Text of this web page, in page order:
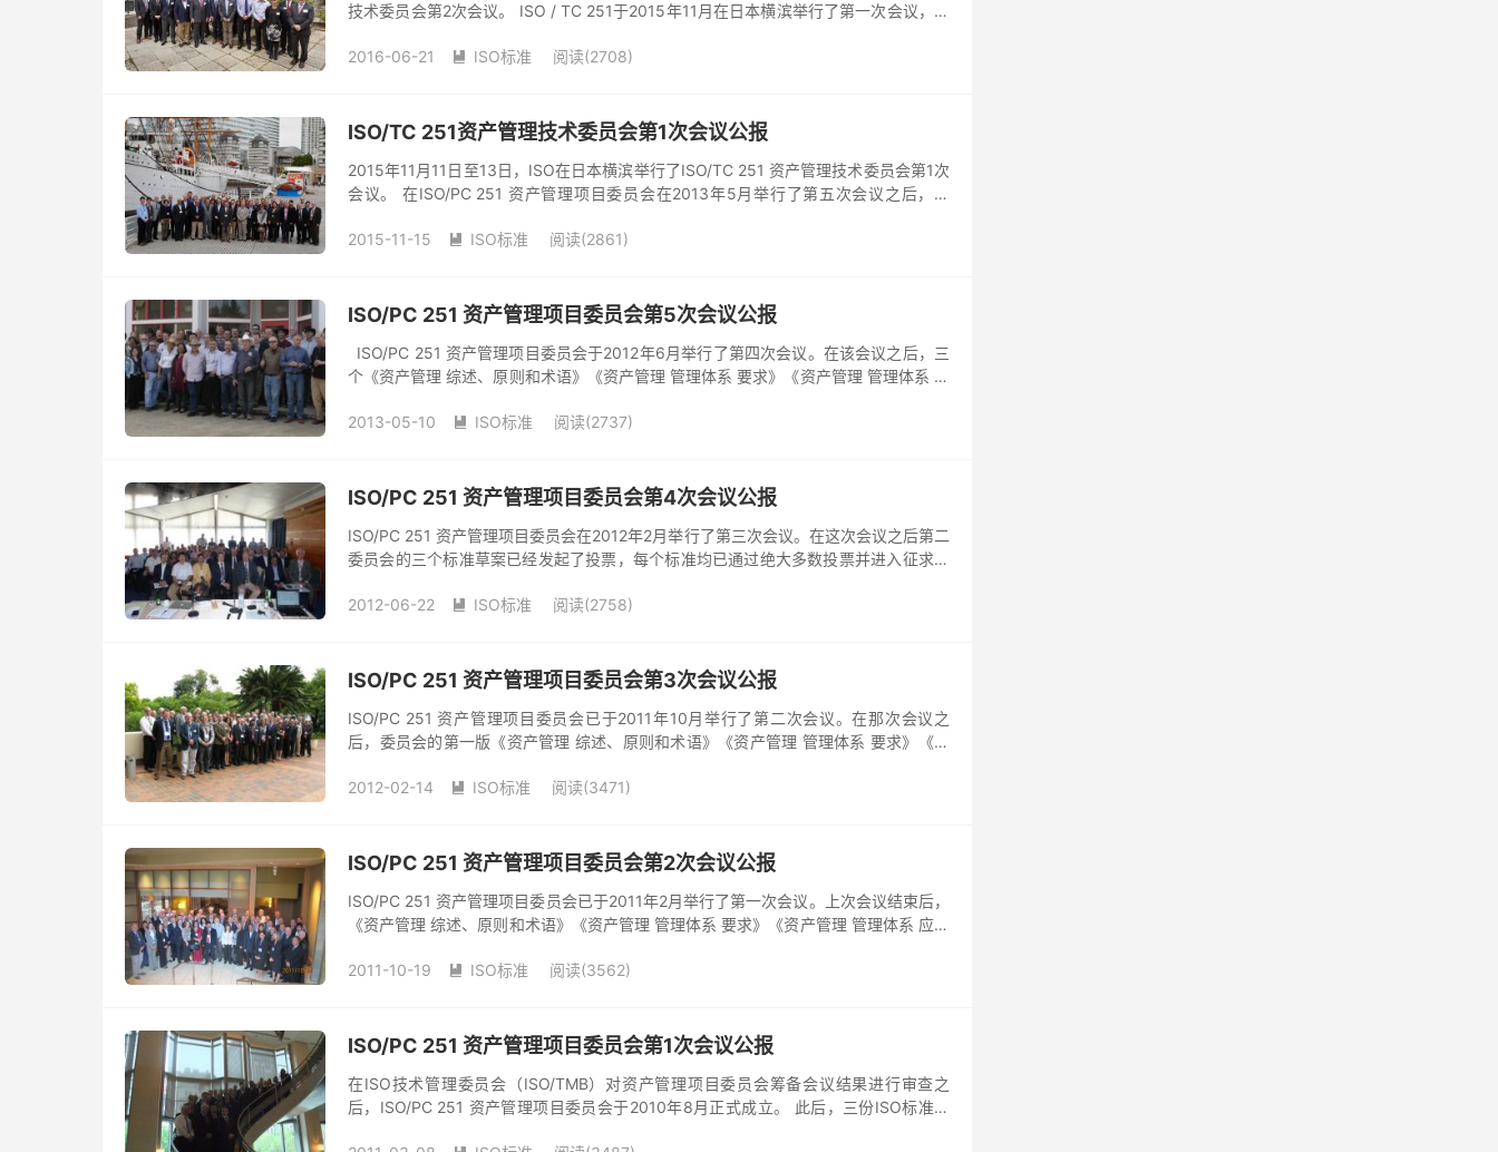
技术委员会第2次会议。 ISO / TC 251于2015年11月在日本横滨举行了第一次会议，成
2016-06-21
 ISO标准 阅读(2708)
ISO/TC 251资产管理技术委员会第1次会议公报
2015年11月11日至13日，ISO在日本横滨举行了ISO/TC 251 资产管理技术委员会第1次
会议。 在ISO/PC 251 资产管理项目委员会在2013年5月举行了第五次会议之后，对
2015-11-15
 ISO标准 阅读(2861)
ISO/PC 251 资产管理项目委员会第5次会议公报
ISO/PC 251 资产管理项目委员会于2012年6月举行了第四次会议。在该会议之后，三
个《资产管理 综述、原则和术语》《资产管理 管理体系 要求》《资产管理 管理体系 应
2013-05-10
 ISO标准 阅读(2737)
ISO/PC 251 资产管理项目委员会第4次会议公报
ISO/PC 251 资产管理项目委员会在2012年2月举行了第三次会议。在这次会议之后第二
委员会的三个标准草案已经发起了投票，每个标准均已通过绝大多数投票并进入征求意
2012-06-22
 ISO标准 阅读(2758)
ISO/PC 251 资产管理项目委员会第3次会议公报
ISO/PC 251 资产管理项目委员会已于2011年10月举行了第二次会议。在那次会议之
后，委员会的第一版《资产管理 综述、原则和术语》《资产管理 管理体系 要求》《资
2012-02-14
 ISO标准 阅读(3471)
ISO/PC 251 资产管理项目委员会第2次会议公报
ISO/PC 251 资产管理项目委员会已于2011年2月举行了第一次会议。上次会议结束后，
《资产管理 综述、原则和术语》《资产管理 管理体系 要求》《资产管理 管理体系 应用
2011-10-19
 ISO标准 阅读(3562)
ISO/PC 251 资产管理项目委员会第1次会议公报
在ISO技术管理委员会（ISO/TMB）对资产管理项目委员会筹备会议结果进行审查之
后，ISO/PC 251 资产管理项目委员会于2010年8月正式成立。 此后，三份ISO标准工